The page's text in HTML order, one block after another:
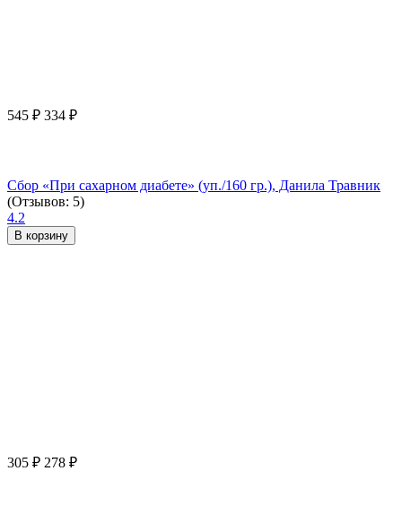
545 ₽ 334 ₽
Сбор «При сахарном диабете» (уп./160 гр.), Данила Травник
(Отзывов: 5)
4.2
В корзину
305 ₽ 278 ₽